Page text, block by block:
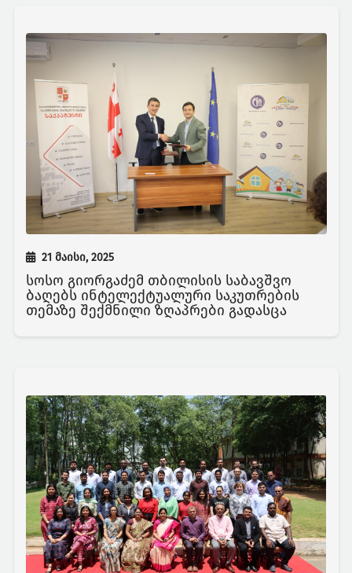
21 მაისი, 2025
სოსო გიორგაძემ თბილისის საბავშვო
ბაღებს ინტელექტუალური საკუთრების
თემაზე შექმნილი ზღაპრები გადასცა